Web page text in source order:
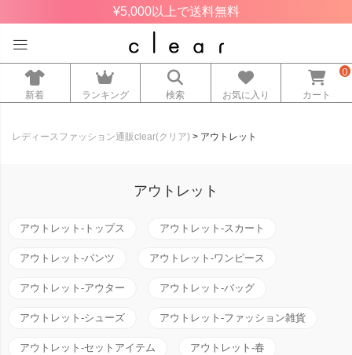
¥5,000以上で送料無料
新着 ランキング 検索 お気に入り カート
0
レディースファッション通販clear(クリア) アウトレット
アウトレット
アウトレット-トップス アウトレット-スカート
アウトレット-パンツ アウトレット-ワンピース
アウトレット-アウター アウトレット-バッグ
アウトレット-シューズ アウトレット-ファッション雑貨
アウトレット-セットアイテム アウトレット-春